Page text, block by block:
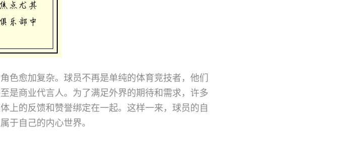
色愈加复杂。球员不再是单纯的体育竞技者，他们
是商业代言人。为了满足外界的期待和需求，许多
上的反馈和赞誉绑定在一起。这样一来，球员的自
于自己的内心世界。